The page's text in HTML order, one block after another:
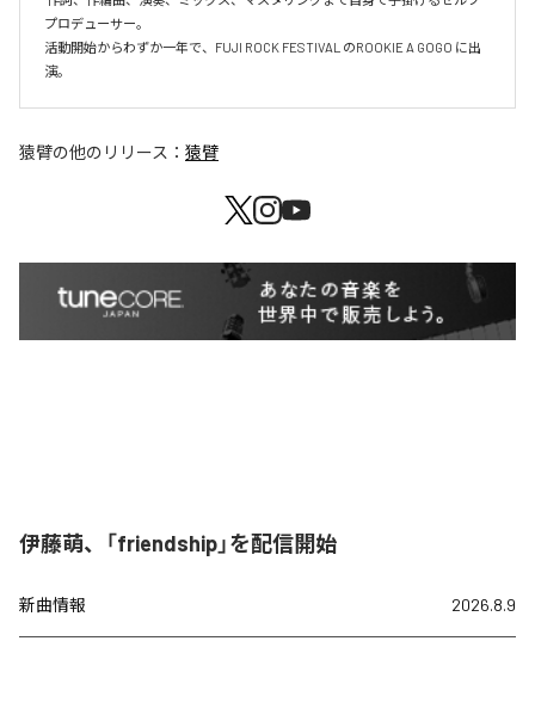
プロデューサー。
活動開始からわずか一年で、FUJI ROCK FESTIVAL のROOKIE A GOGO に出
演。
猿臂の他のリリース： 猿臂
伊藤萌、「friendship」を配信開始
新曲情報 2026.8.9